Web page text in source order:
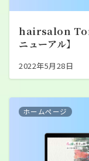
hairsalon
ニューアル】
2022年5月28日
ホームページ